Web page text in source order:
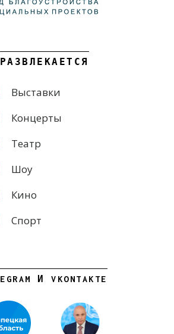
РАЗВЛЕКАЕТСЯ
Выставки
Концерты
Театр
Шоу
Кино
Спорт
И VKONTAKTE